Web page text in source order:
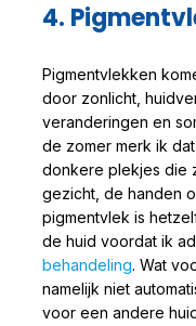
4.
Pigmentvlekken
door zonlicht,
veranderingen en
de zomer merk ik
donkere plekjes die
gezicht, de handen
pigmentvlek is
de huid voordat ik
behandeling. Wat
namelijk niet
voor een andere